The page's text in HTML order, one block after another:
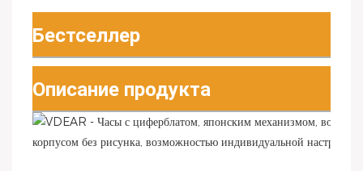
Бестселлер
Описание продукта